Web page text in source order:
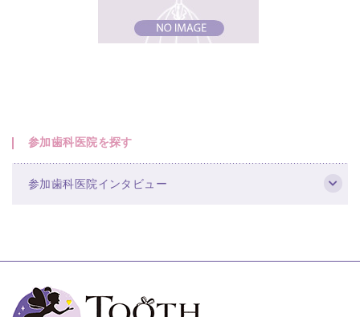
参加歯科医院を探す
参加歯科医院インタビュー